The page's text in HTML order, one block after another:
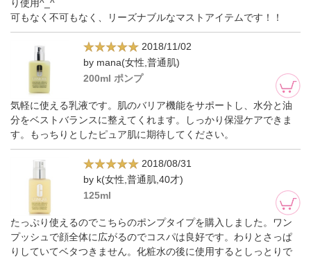
り使用^_^
可もなく不可もなく、リーズナブルなマストアイテムです！！
2018/11/02
by mana(女性,普通肌)
200ml ポンプ
気軽に使える乳液です。肌のバリア機能をサポートし、水分と油
分をベストバランスに整えてくれます。しっかり保湿ケアできま
す。もっちりとしたピュア肌に期待してください。
2018/08/31
by k(女性,普通肌,40才)
125ml
たっぷり使えるのでこちらのポンプタイプを購入しました。ワン
プッシュで顔全体に広がるのでコスパは良好です。わりとさっぱ
りしていてベタつきません。化粧水の後に使用するとしっとりで